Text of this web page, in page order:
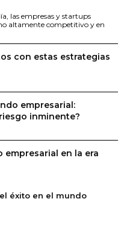
las empresas y startups
altamente competitivo y en
con estas estrategias
empresarial:
inminente?
empresarial en la era
éxito en el mundo